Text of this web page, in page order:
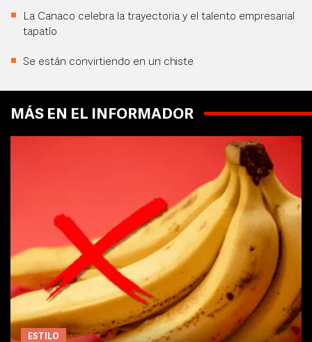
La Canaco celebra la trayectoria y el talento empresarial
tapatío
Se están convirtiendo en un chiste
MÁS EN EL INFORMADOR
ESTILO